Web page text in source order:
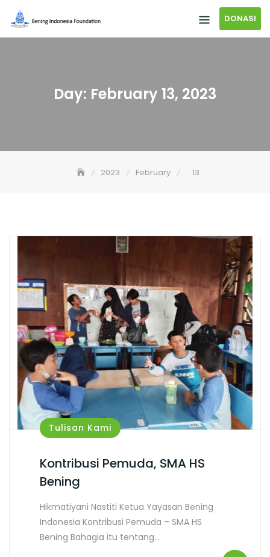
DONASI
Day: February 13, 2023
2023 February 13
Tulisan Kami
Kontribusi Pemuda, SMA HS
Bening
Hikmatiyani Nastiti Ketua Yayasan Bening
Indonesia Kontribusi Pemuda – SMA HS
Bening Bahagia itu tentang…